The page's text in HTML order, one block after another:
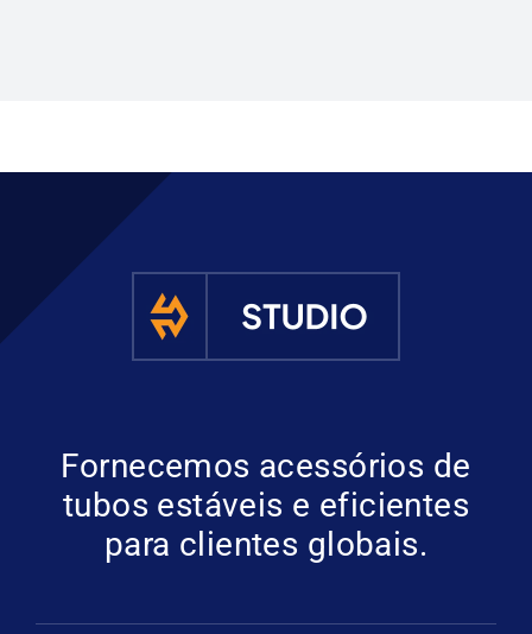
Fornecemos acessórios de
tubos estáveis e eficientes
para clientes globais.